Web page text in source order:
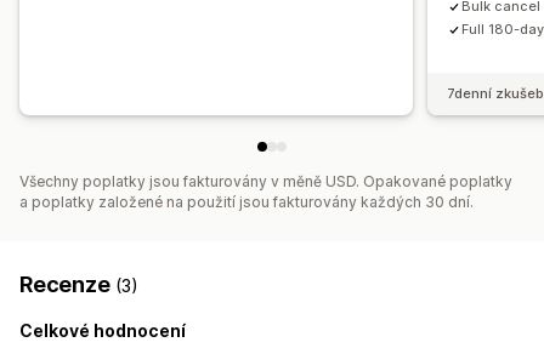
Bulk cancel
Full 180-
7denní
Všechny poplatky jsou fakturovány v měně USD. Opakované poplatky
a poplatky založené na použití jsou fakturovány každých 30 dní.
Recenze (3)
Celkové hodnocení